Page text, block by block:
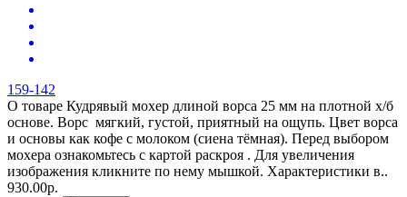
159-142
О товаре Кудрявый мохер длиной ворса 25 мм на плотной х/б
основе. Ворс мягкий, густой, приятный на ощупь. Цвет ворса
и основы как кофе с молоком (сиена тёмная). Перед выбором
мохера ознакомьтесь с картой раскроя . Для увеличения
изображения кликните по нему мышкой. Характеристики в..
930.00р.